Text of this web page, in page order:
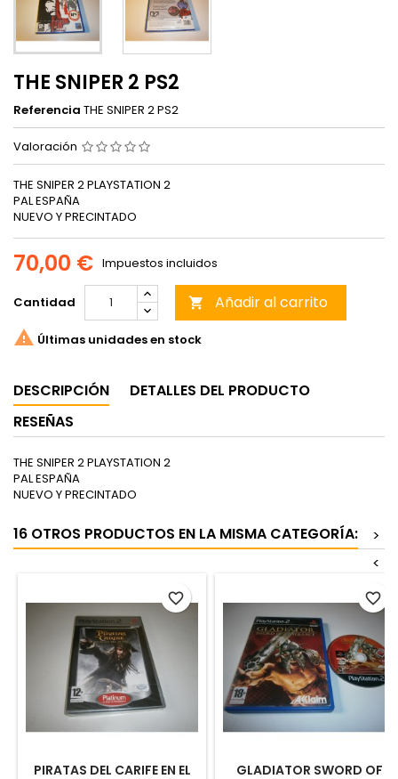
THE SNIPER 2 PS2
Referencia THE SNIPER 2 PS2
Valoración
THE SNIPER 2 PLAYSTATION 2
PAL ESPAÑA
NUEVO Y PRECINTADO
70,00 € Impuestos incluidos
Cantidad  Añadir al carrito
 Últimas unidades en stock
DESCRIPCIÓN
DETALLES DEL PRODUCTO
RESEÑAS
THE SNIPER 2 PLAYSTATION 2
PAL ESPAÑA
NUEVO Y PRECINTADO
16 OTROS PRODUCTOS EN LA MISMA CATEGORÍA:
>
<
PIRATAS DEL CARIFE EN EL
favorite_border
GLADIATOR SWORD OF
favorite_border